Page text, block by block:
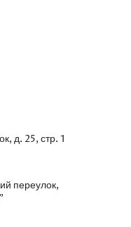
д. 25, стр. 1
переулок,